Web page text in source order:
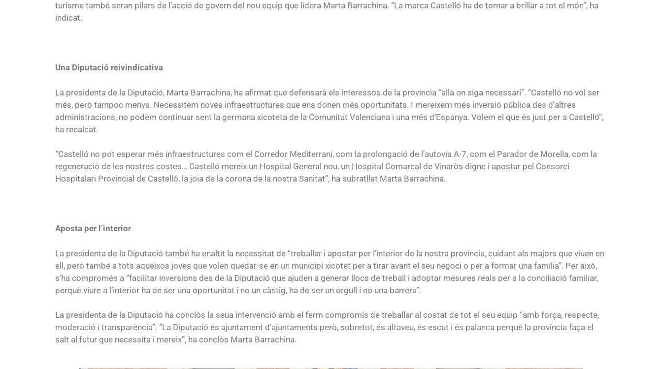
turisme també seran pilars de l’acció de govern del nou equip que lidera Marta Barrachina. “La marca Castelló ha de tornar a brillar a tot el món”, ha
indicat.
Una Diputació reivindicativa
La presidenta de la Diputació, Marta Barrachina, ha afirmat que defensarà els interessos de la província “allà on siga necessari”. “Castelló no vol ser
més, però tampoc menys. Necessitem noves infraestructures que ens donen més oportunitats. I mereixem més inversió pública des d’altres
administracions, no podem continuar sent la germana xicoteta de la Comunitat Valenciana i una més d’Espanya. Volem el que és just per a Castelló”,
ha recalcat.
“Castelló no pot esperar més infraestructures com el Corredor Mediterrani, com la prolongació de l’autovia A-7, com el Parador de Morella, com la
regeneració de les nostres costes… Castelló mereix un Hospital General nou, un Hospital Comarcal de Vinaròs digne i apostar pel Consorci
Hospitalari Provincial de Castelló, la joia de la corona de la nostra Sanitat”, ha subratllat Marta Barrachina.
Aposta per l’interior
La presidenta de la Diputació també ha enaltit la necessitat de “treballar i apostar per l’interior de la nostra província, cuidant als majors que viuen en
ell, però també a tots aqueixos joves que volen quedar-se en un municipi xicotet per a tirar avant el seu negoci o per a formar una família”. Per això,
s’ha compromés a “facilitar inversions des de la Diputació que ajuden a generar llocs de treball i adoptar mesures reals per a la conciliació familiar,
perquè viure a l’interior ha de ser una oportunitat i no un càstig, ha de ser un orgull i no una barrera”.
La presidenta de la Diputació ha conclòs la seua intervenció amb el ferm compromís de treballar al costat de tot el seu equip “amb força, respecte,
moderació i transparència”. “La Diputació és ajuntament d’ajuntaments però, sobretot, és altaveu, és escut i és palanca perquè la província faça el
salt al futur que necessita i mereix”, ha conclòs Marta Barrachina.